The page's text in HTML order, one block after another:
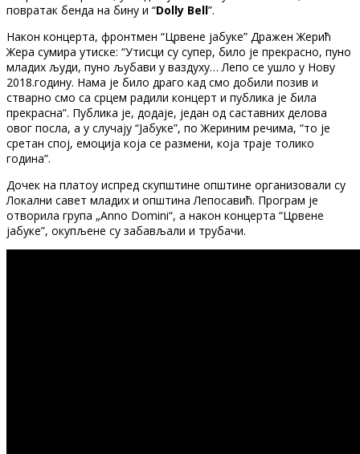
повратак бенда на бину и “Dolly Bell”.
Након концерта, фронтмен “Црвене јабуке” Дражен Жерић
Жера сумира утиске: “Утисци су супер, било је прекрасно, пуно
младих људи, пуно љубави у ваздуху… Лепо се ушло у Нову
2018.годину. Нама је било драго кад смо добили позив и
стварно смо са срцем радили концерт и публика је била
прекрасна”. Публика је, додаје, један од саставних делова
овог посла, а у случају “Јабуке”, по Жериним речима, “то је
сретан спој, емоција која се размени, која траје толико
година”.
Дочек на платоу испред скупштине општине организовали су
Локални савет младих и општина Лепосавић. Програм је
отворила група „Anno Domini“, а након концерта “Црвене
јабуке”, окупљене су забављали и трубачи.